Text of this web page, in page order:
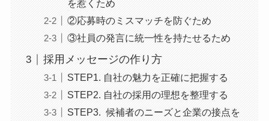
を惹くため
②応募時のミスマッチを防ぐため
③社員の発言に統一性を持たせるため
採用メッセージの作り方
STEP1. 自社の魅力を正確に把握する
STEP2. 自社の採用の理想を整理する
STEP3. 候補者のニーズと企業の接点を